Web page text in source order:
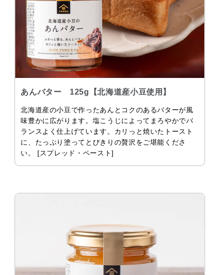
あんバター 125g【北海道産小豆使用】
北海道産の小豆で作ったあんとコクのあるバターが風
味豊かに広がります。塩こうじによってまろやかでバ
ランスよく仕上げています。カリっと焼いたトースト
に、たっぷり塗ってとびきりの贅沢をご堪能くださ
い。 [スプレッド・ペースト]